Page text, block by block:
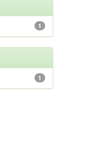
1
1